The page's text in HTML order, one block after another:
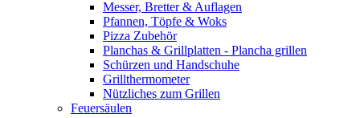
Messer, Bretter & Auflagen
Pfannen, Töpfe & Woks
Pizza Zubehör
Planchas & Grillplatten - Plancha grillen
Schürzen und Handschuhe
Grillthermometer
Nützliches zum Grillen
Feuersäulen